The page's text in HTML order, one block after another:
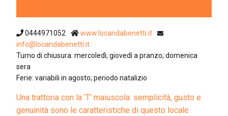
0444971052
www.locandabenetti.it
info@locandabenetti.it
Turno di chiusura: mercoledì; giovedì a pranzo; domenica
sera
Ferie: variabili in agosto; periodo natalizio
Una trattoria con la ‘T’ maiuscola: semplicità, gusto e
genuinità sono le caratteristiche di questo locale